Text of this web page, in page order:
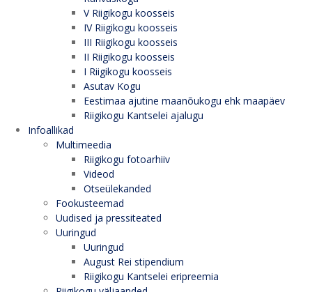
V Riigikogu koosseis
IV Riigikogu koosseis
III Riigikogu koosseis
II Riigikogu koosseis
I Riigikogu koosseis
Asutav Kogu
Eestimaa ajutine maanõukogu ehk maapäev
Riigikogu Kantselei ajalugu
Infoallikad
Multimeedia
Riigikogu fotoarhiiv
Videod
Otseülekanded
Fookusteemad
Uudised ja pressiteated
Uuringud
Uuringud
August Rei stipendium
Riigikogu Kantselei eripreemia